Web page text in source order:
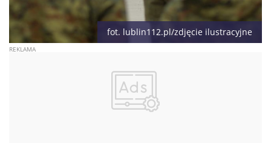
fot. lublin112.pl/zdjęcie ilustracyjne